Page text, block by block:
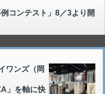
コンテスト」8／3より開
ワンズ（岡
」を軸に快